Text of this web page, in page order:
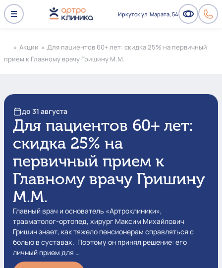
Иркутск ул. Марата, 54
» Акции » Для пациентов 60+ лет: скидка 25% на первичный
прием к Главному врачу Гришину М.М.
до 31 августа
Для пациентов 60+ лет:
скидка 25% на
первичный прием к
Главному врачу Гришину
М.М.
Главный врач и основатель «Артроклиники»,
травматолог-ортопед, хирург Максим Михайлович
Гришин знает, как тяжело пенсионерам справляться с
болью в суставах. Поэтому он принял решение: его
личный прием для …